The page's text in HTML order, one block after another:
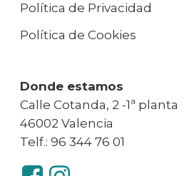
Política de Privacidad
Política de Cookies
Donde estamos
Calle Cotanda, 2 -1ª planta
46002 Valencia
Telf.: 96 344 76 01